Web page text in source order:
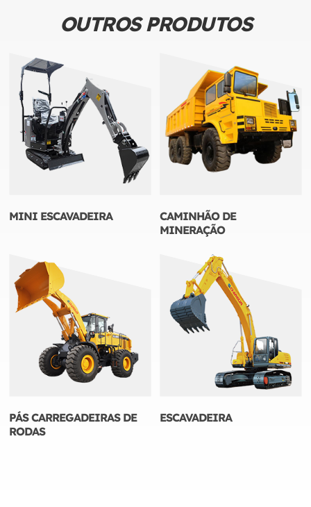
OUTROS PRODUTOS
MINI ESCAVADEIRA
CAMINHÃO DE
MINERAÇÃO
PÁS CARREGADEIRAS DE
RODAS
ESCAVADEIRA